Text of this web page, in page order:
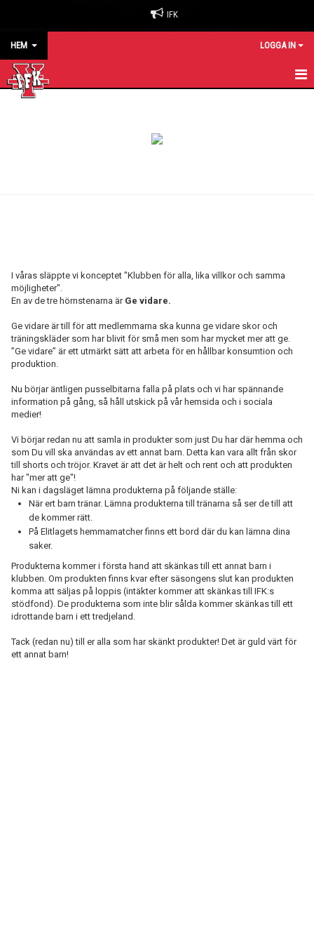
IFK
HEM LOGGA IN
KONTAKT
GE VIDARE
I våras släppte vi konceptet "Klubben för alla, lika villkor och samma
möjligheter".
En av de tre hörnstenarna är Ge vidare.
Ge vidare är till för att medlemmarna ska kunna ge vidare skor och
träningskläder som har blivit för små men som har mycket mer att ge.
”Ge vidare” är ett utmärkt sätt att arbeta för en hållbar konsumtion och
produktion.
Nu börjar äntligen pusselbitarna falla på plats och vi har spännande
information på gång, så håll utskick på vår hemsida och i sociala
medier!
Vi börjar redan nu att samla in produkter som just Du har där hemma och
som Du vill ska användas av ett annat barn. Detta kan vara allt från skor
till shorts och tröjor. Kravet är att det är helt och rent och att produkten
har "mer att ge"!
Ni kan i dagsläget lämna produkterna på följande ställe:
När ert barn tränar. Lämna produkterna till tränarna så ser de till att
de kommer rätt.
På Elitlagets hemmamatcher finns ett bord där du kan lämna dina
saker.
Produkterna kommer i första hand att skänkas till ett annat barn i
klubben. Om produkten finns kvar efter säsongens slut kan produkten
komma att säljas på loppis (intäkter kommer att skänkas till IFK:s
stödfond). De produkterna som inte blir sålda kommer skänkas till ett
idrottande barn i ett tredjeland.
Tack (redan nu) till er alla som har skänkt produkter! Det är guld värt för
ett annat barn!